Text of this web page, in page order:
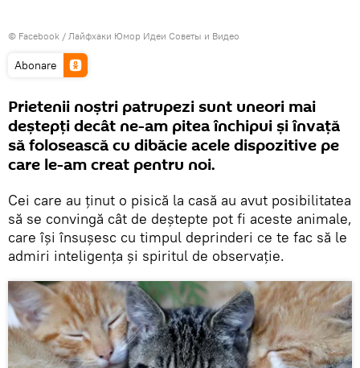
© Facebook / Лайфхаки Юмор Идеи Советы и Видео
Abonare
Prietenii noștri patrupezi sunt uneori mai
deștepți decât ne-am pitea închipui și învață
să folosească cu dibăcie acele dispozitive pe
care le-am creat pentru noi.
Cei care au ținut o pisică la casă au avut posibilitatea
să se convingă cât de deștepte pot fi aceste animale,
care își însușesc cu timpul deprinderi ce te fac să le
admiri inteligența și spiritul de observație.